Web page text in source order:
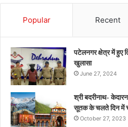
Popular Recent
पटेलनगर क्षेत्र में हुए
खुलासा
June 27, 2024
श्री बदरीनाथ-
सूतक के चलते दिन में
October 27, 2023